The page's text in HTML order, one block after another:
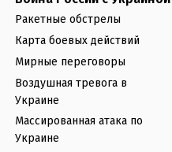
Ракетные обстрелы
Карта боевых действий
Мирные переговоры
Воздушная тревога в
Украине
Массированная атака по
Украине